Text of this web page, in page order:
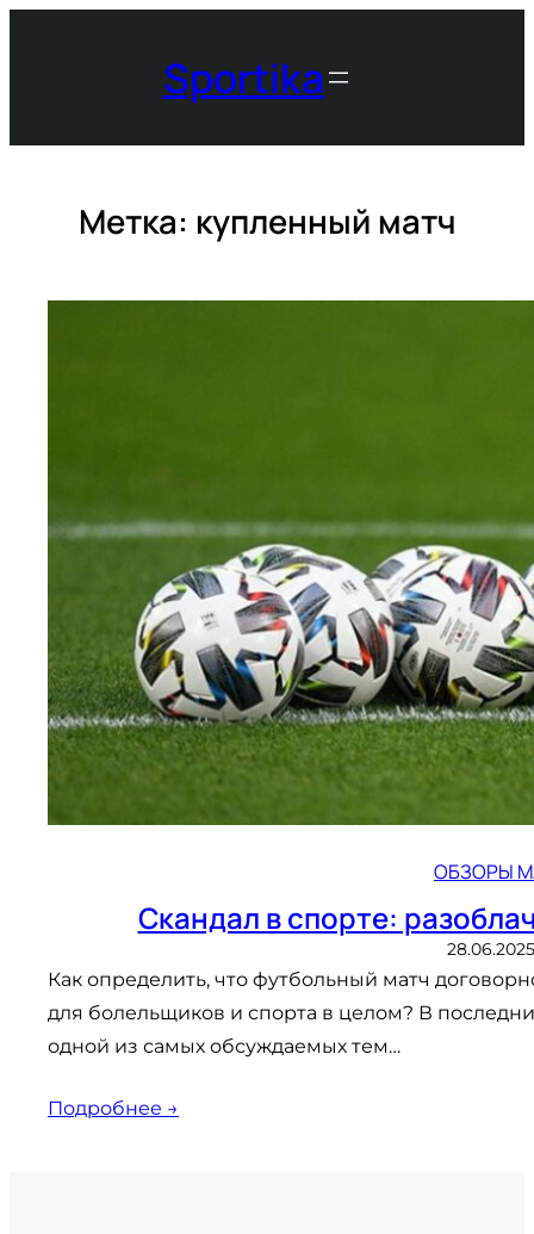
Sportika
Метка: купленный матч
ОБЗОРЫ
Скандал в спорте:
28.06.2025
Как определить, что футбольный матч
для болельщиков и спорта в целом? В
одной из самых обсуждаемых тем…
Подробнее →